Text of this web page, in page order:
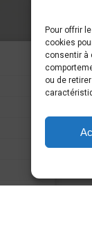
Pour offrir
cookies
consentir à
ou de